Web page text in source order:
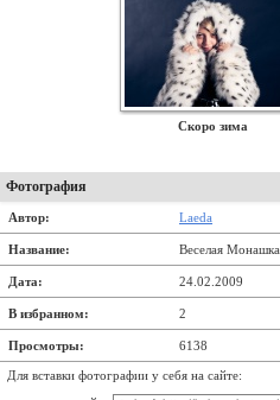
Скоро зима
Фотография
Автор: Laeda
Название: Веселая Монашка
Дата: 24.02.2009
В избранном: 2
Просмотры: 6138
Для вставки фотографии у себя на сайте: